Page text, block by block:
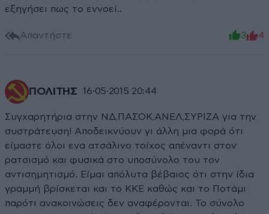
εξηγήσει πως το εννοεί..
Απαντήστε 3 4
ΠΟΛΙΤΗΣ 16·05·2015 20:44
Συγχαρητήρια στην ΝΔ,ΠΑΣΟΚ,ΑΝΕΛ,ΣΥΡΙΖΑ για την
συστράτευση! Αποδεικνύουν γι άλλη μια φορά ότι
είμαστε όλοι ενα ατσάλινο τοίχος απέναντι στον
ρατσισμό και φυσικά στο υποσύνολο του τον
αντισημητισμό. Είμαι απόλυτα βέβαιος ότι στην ίδια
γραμμή βρίσκεται και το ΚΚΕ καθώς και το Ποτάμι
παρότι ανακοινώσεις δεν αναφέρονται. Το σύνολο